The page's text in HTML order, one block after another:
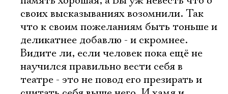
своих высказываниях возомнили. Так
что к своим пожеланиям быть тоньше и
деликатнее добавлю - и скромнее.
Видите ли, если человек пока ещё не
научился правильно вести себя в
театре - это не повод его презирать и